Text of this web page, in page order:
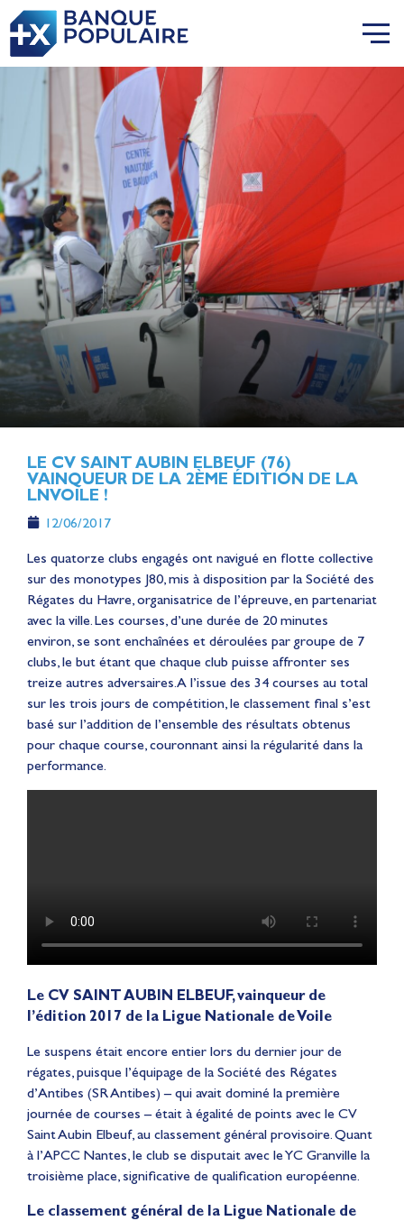
LE CV SAINT AUBIN ELBEUF (76)
VAINQUEUR DE LA 2ÈME ÉDITION DE LA
LNVOILE !
12/06/2017
Les quatorze clubs engagés ont navigué en flotte collective
sur des monotypes J80, mis à disposition par la Société des
Régates du Havre, organisatrice de l’épreuve, en partenariat
avec la ville. Les courses, d’une durée de 20 minutes
environ, se sont enchaînées et déroulées par groupe de 7
clubs, le but étant que chaque club puisse affronter ses
treize autres adversaires. A l’issue des 34 courses au total
sur les trois jours de compétition, le classement final s’est
basé sur l’addition de l’ensemble des résultats obtenus
pour chaque course, couronnant ainsi la régularité dans la
performance.
Le CV SAINT AUBIN ELBEUF, vainqueur de
l’édition 2017 de la Ligue Nationale de Voile
Le suspens était encore entier lors du dernier jour de
régates, puisque l’équipage de la Société des Régates
d’Antibes (SR Antibes) – qui avait dominé la première
journée de courses – était à égalité de points avec le CV
Saint Aubin Elbeuf, au classement général provisoire. Quant
à l’APCC Nantes, le club se disputait avec le YC Granville la
troisième place, significative de qualification européenne.
Le classement général de la Ligue Nationale de